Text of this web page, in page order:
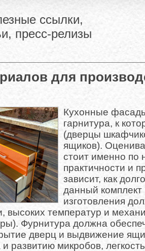
ссылки,
пресс-релизы
для
Кухонные
гарнитура, к
(дверцы
ящиков).
стоит именно по
практичности и
зависит, как
данный
изготовления
высоких температур и
Фурнитура должна
дверц и выдвижение
развитию микробов,